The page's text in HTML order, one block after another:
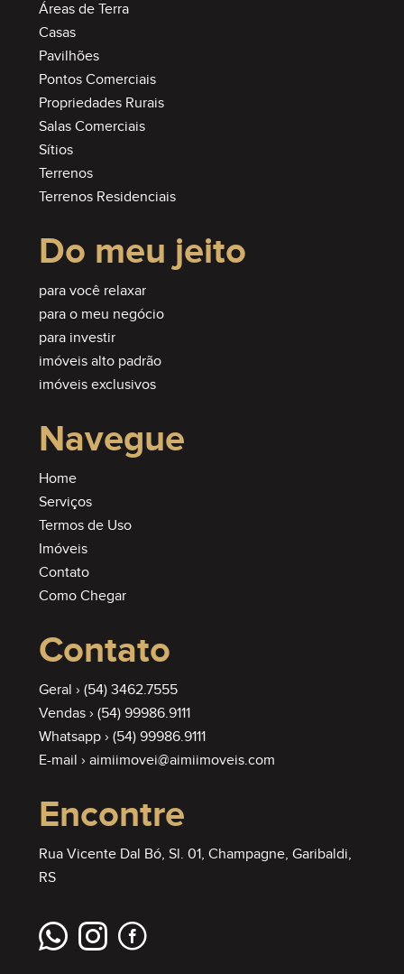
Áreas de Terra
Casas
Pavilhões
Pontos Comerciais
Propriedades Rurais
Salas Comerciais
Sítios
Terrenos
Terrenos Residenciais
Do meu jeito
para você relaxar
para o meu negócio
para investir
imóveis alto padrão
imóveis exclusivos
Navegue
Home
Serviços
Termos de Uso
Imóveis
Contato
Como Chegar
Contato
Geral › (54) 3462.7555
Vendas › (54) 99986.9111
Whatsapp › (54) 99986.9111
E-mail › aimiimovei@aimiimoveis.com
Encontre
Rua Vicente Dal Bó, Sl. 01, Champagne, Garibaldi,
RS